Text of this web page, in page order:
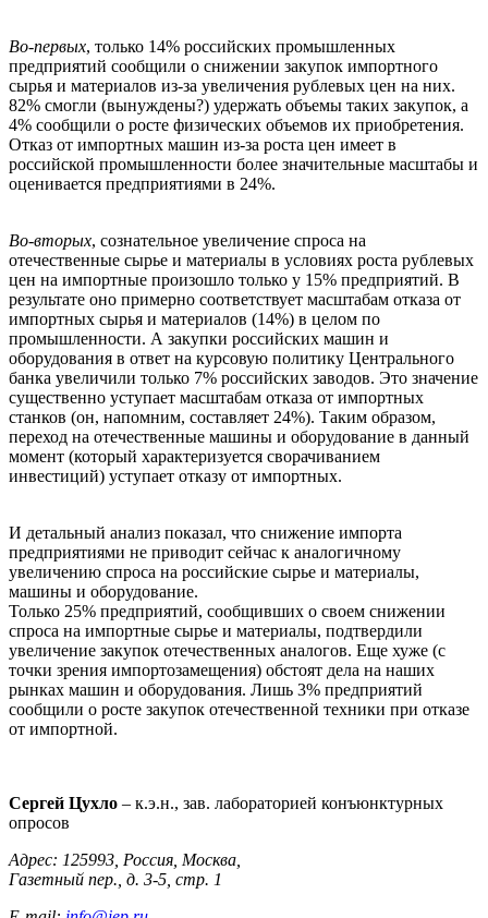
Во-первых, только 14% российских промышленных
предприятий сообщили о снижении закупок импортного
сырья и материалов из-за увеличения рублевых цен на них.
82% смогли (вынуждены?) удержать объемы таких закупок, а
4% сообщили о росте физических объемов их приобретения.
Отказ от импортных машин из-за роста цен имеет в
российской промышленности более значительные масштабы и
оценивается предприятиями в 24%.
Во-вторых, сознательное увеличение спроса на
отечественные сырье и материалы в условиях роста рублевых
цен на импортные произошло только у 15% предприятий. В
результате оно примерно соответствует масштабам отказа от
импортных сырья и материалов (14%) в целом по
промышленности. А закупки российских машин и
оборудования в ответ на курсовую политику Центрального
банка увеличили только 7% российских заводов. Это значение
существенно уступает масштабам отказа от импортных
станков (он, напомним, составляет 24%). Таким образом,
переход на отечественные машины и оборудование в данный
момент (который характеризуется сворачиванием
инвестиций) уступает отказу от импортных.
И детальный анализ показал, что снижение импорта
предприятиями не приводит сейчас к аналогичному
увеличению спроса на российские сырье и материалы,
машины и оборудование.
Только 25% предприятий, сообщивших о своем снижении
спроса на импортные сырье и материалы, подтвердили
увеличение закупок отечественных аналогов. Еще хуже (с
точки зрения импортозамещения) обстоят дела на наших
рынках машин и оборудования. Лишь 3% предприятий
сообщили о росте закупок отечественной техники при отказе
от импортной.
Сергей Цухло – к.э.н., зав. лабораторией конъюнктурных
опросов
Адрес: 125993, Россия, Москва,
Газетный пер., д. 3-5, стр. 1